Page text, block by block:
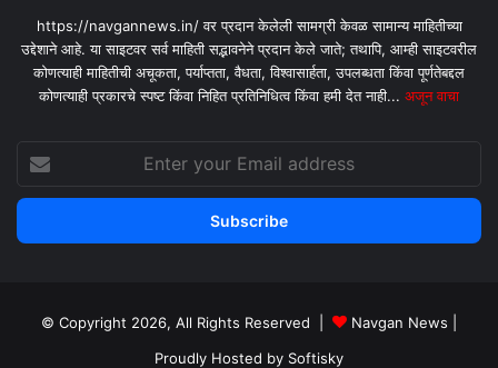
https://navgannews.in/ वर प्रदान केलेली सामग्री केवळ सामान्य माहितीच्या
उद्देशाने आहे. या साइटवर सर्व माहिती सद्भावनेने प्रदान केले जाते; तथापि, आम्ही साइटवरील
कोणत्याही माहितीची अचूकता, पर्याप्तता, वैधता, विश्वासार्हता, उपलब्धता किंवा पूर्णतेबद्दल
कोणत्याही प्रकारचे स्पष्ट किंवा निहित प्रतिनिधित्व किंवा हमी देत ​​नाही... अजून वाचा
your
Email
© Copyright 2026, All Rights Reserved | Navgan News
Proudly Hosted by Softisky